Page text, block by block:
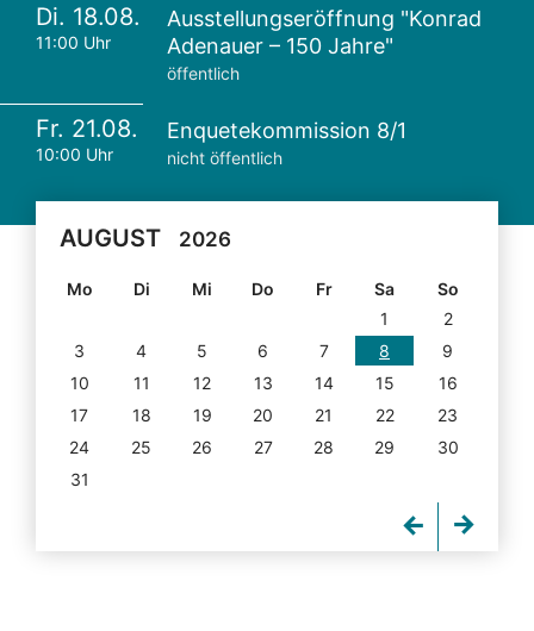
Di. 18.08.
11:00 Uhr
Ausstellungseröffnung "Konrad
Adenauer – 150 Jahre"
öffentlich
Fr. 21.08.
10:00 Uhr
Enquetekommission 8/1
nicht öffentlich
AUGUST 2026
Mo Di Mi Do Fr Sa
So
1
2
3
4 5 6 7 8
9
10
11 12 13 14 15
16
17
18 19 20 21 22
23
24
25 26 27 28 29
30
31